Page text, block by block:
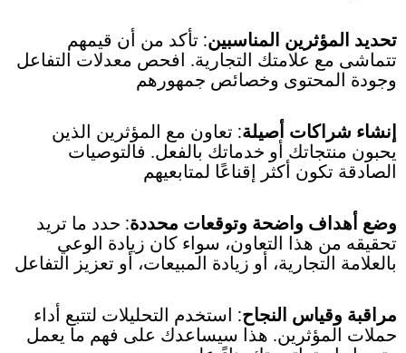
تحديد المؤثرين المناسبين: تأكد من أن قيمهم
تتماشى مع علامتك التجارية. افحص معدلات التفاعل
وجودة المحتوى وخصائص جمهورهم
إنشاء شراكات أصيلة: تعاون مع المؤثرين الذين
يحبون منتجاتك أو خدماتك بالفعل. فالتوصيات
الصادقة تكون أكثر إقناعًا لمتابعيهم
وضع أهداف واضحة وتوقعات محددة: حدد ما تريد
تحقيقه من هذا التعاون، سواء كان زيادة الوعي
بالعلامة التجارية، أو زيادة المبيعات، أو تعزيز التفاعل
مراقبة وقياس النجاح: استخدم التحليلات لتتبع أداء
حملات المؤثرين. هذا سيساعدك على فهم ما يعمل